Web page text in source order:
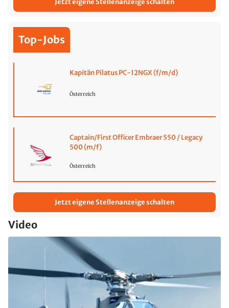
Top-Jobs
Kapitän Pilatus PC-12NGX (f/m/d)
Österreich
Captain/First Officer Embraer 550 / Legacy
500 (m/f)
Österreich
Jetzt eigene Stellenanzeige schalten
Video